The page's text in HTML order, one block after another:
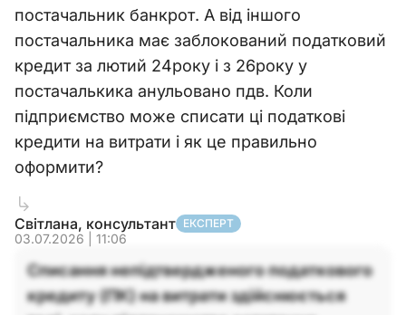
постачальник банкрот. А від іншого
постачальника має заблокований податковий
кредит за лютий 24року і з 26року у
постачалькика анульовано пдв. Коли
підприємство може списати ці податкові
кредити на витрати і як це правильно
оформити?
Світлана, консультант ЕКСПЕРТ
03.07.2026 | 11:06
Списання непідтвердженого податкового
кредиту (ПК) на витрати здійснюється